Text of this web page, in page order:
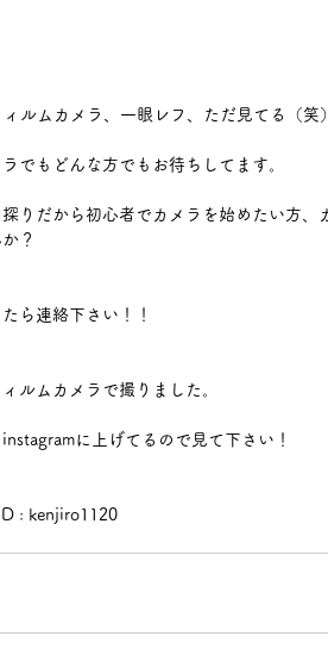
ルムカメラ、一眼レフ、ただ見てる（笑）
ラでもどんな方でもお待ちしてます。
りだから初心者でカメラを始めたい方
？
ら連絡下さい！！
ルムカメラで撮りました。
に上げてるので見て下さい！
: kenjiro1120